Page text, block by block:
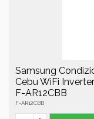
Samsung
Cebu WiFi
F-AR12CBB
F-AR12CBB